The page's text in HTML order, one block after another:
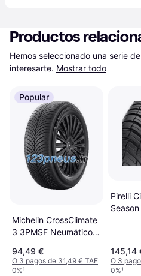
Productos
Hemos seleccionado una serie
interesarte. Mostrar todo
Popular
Michelin CrossClimate
3 3PMSF Neumáticos
94,49 €
O 3 pagos de 31,49 € TAE
0%¹
Pirelli
145,14
O 3
0%¹